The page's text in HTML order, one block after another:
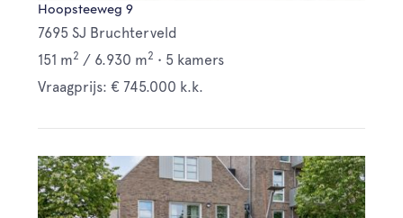
Hoopsteeweg 9
7695 SJ Bruchterveld
151 m2 / 6.930 m2 • 5 kamers
Vraagprijs: € 745.000 k.k.